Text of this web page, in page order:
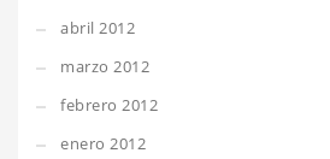
abril 2012
marzo 2012
febrero 2012
enero 2012